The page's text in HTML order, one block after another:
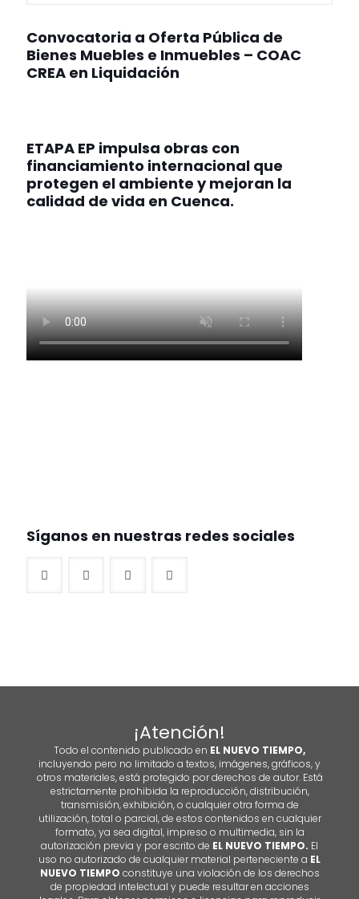
Convocatoria a Oferta Pública de
Bienes Muebles e Inmuebles – COAC
CREA en Liquidación
ETAPA EP impulsa obras con
financiamiento internacional que
protegen el ambiente y mejoran la
calidad de vida en Cuenca.
Síganos en nuestras redes sociales
¡Atención!
Todo el contenido publicado en EL NUEVO TIEMPO,
incluyendo pero no limitado a textos, imágenes, gráficos, y
otros materiales, está protegido por derechos de autor. Está
estrictamente prohibida la reproducción, distribución,
transmisión, exhibición, o cualquier otra forma de
utilización, total o parcial, de estos contenidos en cualquier
formato, ya sea digital, impreso o multimedia, sin la
autorización previa y por escrito de EL NUEVO TIEMPO. El
uso no autorizado de cualquier material perteneciente a EL
NUEVO TIEMPO constituye una violación de los derechos
de propiedad intelectual y puede resultar en acciones